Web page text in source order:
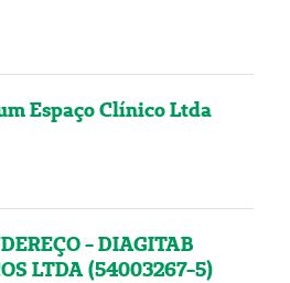
Espaço Clínico Ltda
- DIAGITAB
LTDA (54003267-5)